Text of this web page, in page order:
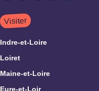
Visiter
Indre-et-Loire
Loiret
Maine-et-Loire
Eure-et-Loir